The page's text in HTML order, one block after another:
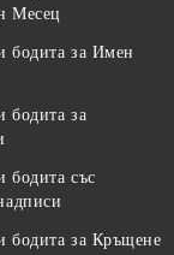
Месец
бодита за Имен
бодита за
бодита със
бодита за Кръщене